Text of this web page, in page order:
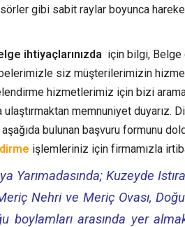
gibi sabit raylar boyunca
ihtiyaçlarınızda için bilgi, Belge
siz müşterilerimizin
hizmetlerimiz için bizi
ulaştırmaktan memnuniyet
bulunan başvuru formunu
işlemleriniz için firmamızla
Yarımadasında; Kuzeyde
Nehri ve Meriç Ovası,
boylamları arasında yer